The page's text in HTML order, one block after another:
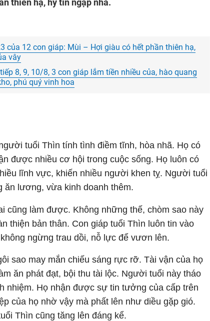
của 12 con giáp: Mùi – Hợi giàu có hết phần thiên hạ,
vây
8, 9, 10/8, 3 con giáp lắm tiền nhiều của, hào quang
phú quý vinh hoa
tuổi Thìn tính tình điềm tĩnh, hòa nhã. Họ có
được nhiều cơ hội trong cuộc sống. Họ luôn có
lĩnh vực, khiến nhiều người khen tỵ. Người tuổi
ăn lương, vừa kinh doanh thêm.
cũng làm được. Không những thế, chòm sao này
thiện bản thân. Con giáp tuổi Thìn luôn tin vào
ngừng trau dồi, nỗ lực để vươn lên.
sao may mắn chiếu sáng rực rỡ. Tài vận của họ
ăn phát đạt, bội thu tài lộc. Người tuổi này tháo
nhiệm. Họ nhận được sự tin tưởng của cấp trên
của họ nhờ vậy mà phất lên như diều gặp gió.
Thìn cũng tăng lên đáng kể.